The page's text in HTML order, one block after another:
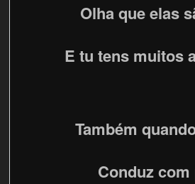
Olha que elas
E tu tens muitos
Também
Conduz